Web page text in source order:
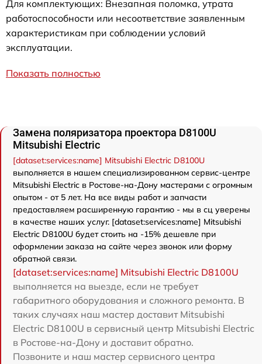
Для комплектующих: Внезапная поломка, утрата
работоспособности или несоответствие заявленным
характеристикам при соблюдении условий
эксплуатации.
Показать полностью
Замена поляризатора проектора D8100U
Mitsubishi Electric
[dataset:services:name] Mitsubishi Electric D8100U
выполняется в нашем специализированном сервис-центре
Mitsubishi Electric в Ростове-на-Дону мастерами с огромным
опытом - от 5 лет. На все виды работ и запчасти
предоставляем расширенную гарантию - мы в сц уверены
в качестве наших услуг. [dataset:services:name] Mitsubishi
Electric D8100U будет стоить на -15% дешевле при
оформлении заказа на сайте через звонок или форму
обратной связи.
[dataset:services:name] Mitsubishi Electric D8100U
выполняется на выезде, если не требует
габаритного оборудования и сложного ремонта. В
таких случаях наш мастер доставит Mitsubishi
Electric D8100U в сервисный центр Mitsubishi Electric
в Ростове-на-Дону и доставит обратно.
Позвоните и наш мастер сервисного центра